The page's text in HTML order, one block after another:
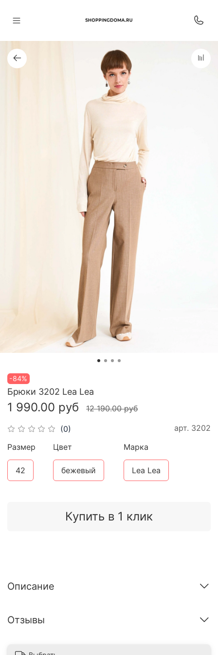
-84%
(0) арт. 3202
Брюки 3202 Lea Lea
1 990.00 руб 12 190.00 руб
Купить в 1 клик
Размер
42
Цвет
бежевый
Марка
Lea Lea
Описание
Отзывы